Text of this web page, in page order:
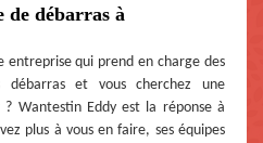
de débarras à
entreprise qui prend en charge des
débarras et vous cherchez une
Wantestin Eddy est la réponse à
plus à vous en faire, ses équipes